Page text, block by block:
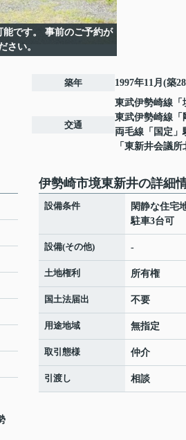
です。 事前のご予約が
さい。
築年 1997年11月(築
交通
東武伊勢崎線 「
東武伊勢崎線 「
両毛線 「 国定
「東新井会議
伊勢崎市境東新井の詳細
設備条件
閑静な住宅
駐車3台可
設備(その他) -
土地権利 所有権
国土法届出 不要
用途地域 無指定
取引態様 仲介
引渡し 相談